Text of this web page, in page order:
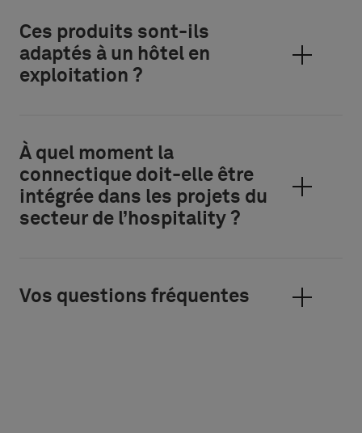
Ces produits sont-ils
adaptés à un hôtel en
exploitation ?
À quel moment la
connectique doit-elle être
intégrée dans les projets du
secteur de l’hospitality ?
Vos questions fréquentes